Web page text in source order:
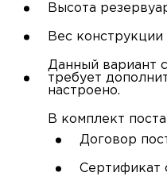
Высота
Вес конструкции
Данный вариант
требует
настроено.
В комплект
Договор
Сертификат